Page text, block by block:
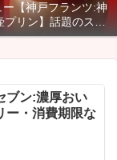
【神戸フランツ:神
プリン】話題のスイ
リー・口コミ・賞味
ブン:濃厚おい
ー・消費期限な